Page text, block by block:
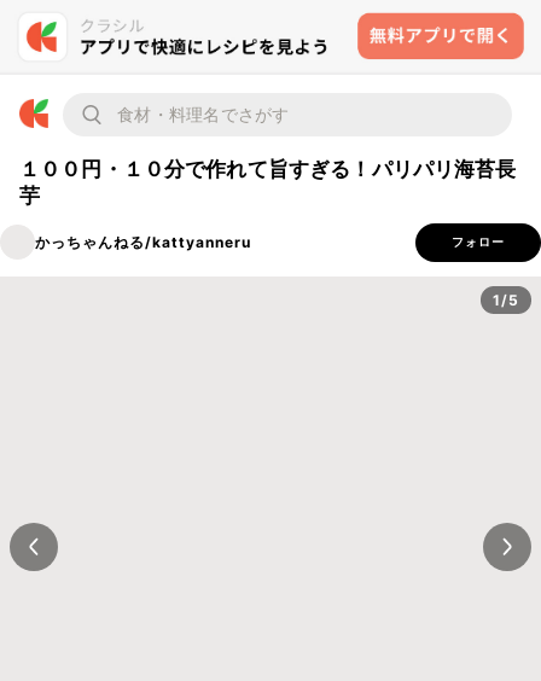
１００円・１０分で作れて旨すぎる！パリパリ海苔長
芋
かっちゃんねる/kattyanneru フォロー
1/5